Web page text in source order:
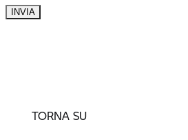
TORNA SU